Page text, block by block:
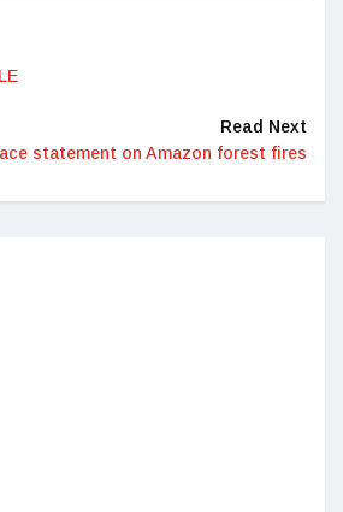
Read Next
statement on Amazon forest fires